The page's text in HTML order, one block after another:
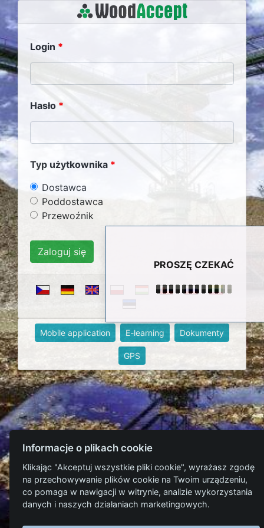
PROSZĘ CZEKAĆ
Login
Hasło
Typ użytkownika
Dostawca
Poddostawca
Przewoźnik
Mobile application E-learning Dokumenty
GPS
Informacje o plikach cookie
Klikając "Akceptuj wszystkie pliki cookie", wyrażasz zgodę
na przechowywanie plików cookie na Twoim urządzeniu,
co pomaga w nawigacji w witrynie, analizie wykorzystania
danych i naszych działaniach marketingowych.